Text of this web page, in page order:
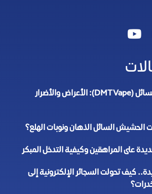
مخدر الفيل الأزرق السائل (DMT Vape): الأعراض والأضرار
السائل الذهان ونوبات الهلع؟
على المراهقين وكيفية التدخل المبكر
كيف تحولت السجائر الإلكترونية إلى